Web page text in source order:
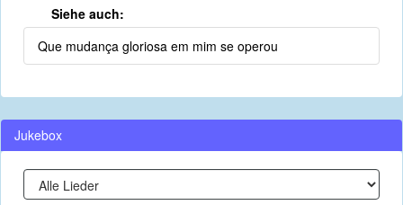
Siehe auch:
Que mudança gloriosa em mim se operou
Jukebox